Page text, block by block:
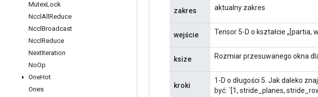
MutexLock
Nccl All Reduce
Nccl Broadcast
Nccl Reduce
NextIteration
NoOp
OneHot
Ones
zakres aktualny zakres
wejście Tensor 5-D o kształcie „[partia,
ksize Rozmiar przesuwanego okna
kroki
1-D o długości 5. Jak daleko
być: `[1, stride_planes,